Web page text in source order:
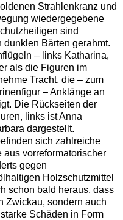
Strahlenkranz und
wiedergegebene
sind
Bärten gerahmt.
– links Katharina,
als die Figuren im
Tracht, die – zum
– Anklänge an
Die Rückseiten der
links ist Anna
dargestellt.
sich zahlreiche
vorreformatorischer
gegen
Holzschutzmittel
schon bald heraus, dass
Zwickau, sondern auch
Schäden in Form